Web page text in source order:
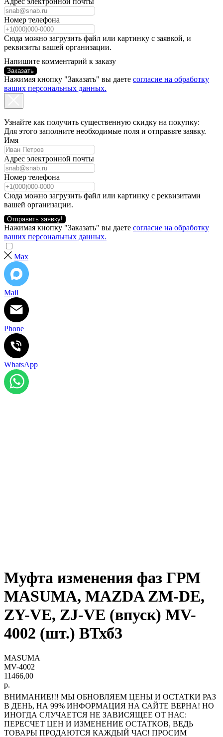
Номер телефона
Сюда можно загрузить файл или картинку с заявкой, и
реквизиты вашей организации.
Напишите комментарий к заказу
Заказать
Нажимая кнопку "Заказать" вы даете согласие на обработку
ваших персональных данных.
Узнайте как получить существенную скидку на покупку:
Для этого заполните необходимые поля и отправьте заявку.
Имя
Адрес электронной почты
Номер телефона
Сюда можно загрузить файл или картинку с реквизитами
вашей организации.
Отправить заявку!
Нажимая кнопку "Заказать" вы даете согласие на обработку
ваших персональных данных.
Max
Mail
Phone
WhatsApp
Муфта изменения фаз ГРМ
MASUMA, MAZDA ZM-DE,
ZY-VE, ZJ-VE (впуск) MV-
4002 (шт.) ВТхб3
MASUMA
MV-4002
11466,00
р.
ВНИМАНИЕ!!! МЫ ОБНОВЛЯЕМ ЦЕНЫ И ОСТАТКИ РАЗ
В ДЕНЬ, НА 99% ИНФОРМАЦИЯ НА САЙТЕ ВЕРНА! НО
ИНОГДА СЛУЧАЕТСЯ НЕ ЗАВИСЯЩЕЕ ОТ НАС:
ПЕРЕСЧЕТ ЦЕН И ИЗМЕНЕНИЕ ОСТАТКОВ, ВЕДЬ
ТОВАРЫ ПРОДАЮТСЯ КАЖДЫЙ ЧАС! ПРОСИМ